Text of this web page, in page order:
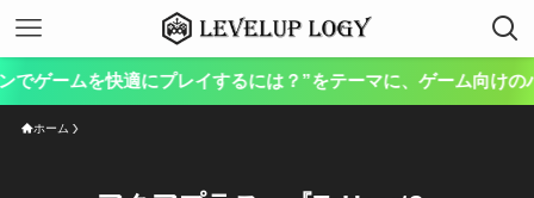
本サ
ホーム